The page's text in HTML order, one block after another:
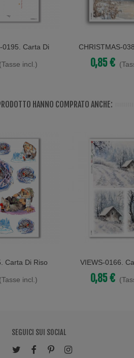
0195. Carta Di
Decoupage.
(Tasse incl.)
Acquista
CHRISTMAS-
Riso Vittoriana
0,85 €
HANNO COMPRATO ANCHE:
Carta Di Riso
(Tasse incl.)
Acquista
VIEWS-0166.
Paesaggi Per
0,85 €
SEGUICI SUI SOCIAL